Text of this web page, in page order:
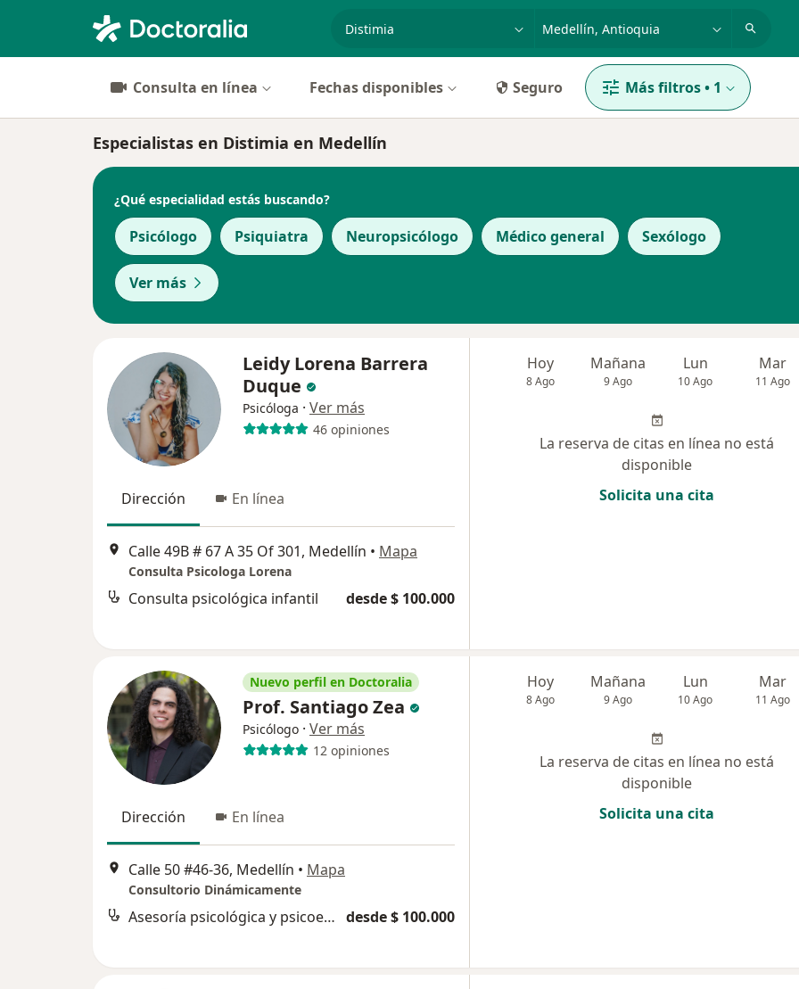
p. ej. Bogotá
Consulta en línea Fechas disponibles Seguro Más filtros• 1
Especialistas en Distimia en Medellín
¿Qué especialidad estás buscando?
Psicólogo Psiquiatra Neuropsicólogo Médico general Sexólogo
Ver más
Leidy Lorena Barrera
Duque
Psicóloga · Ver más
46 opiniones
Dirección En línea
Calle 49B # 67 A 35 Of 301, Medellín • Mapa
Consulta Psicologa Lorena
Consulta psicológica infantil desde $ 100.000
Hoy
8 Ago
Mañana
9 Ago
Lun
10 Ago
Mar
11 Ago
La reserva de citas en línea no está
disponible
Solicita una cita
Nuevo perfil en Doctoralia
Prof. Santiago Zea
Psicólogo · Ver más
12 opiniones
Dirección En línea
Calle 50 #46-36, Medellín • Mapa
Consultorio Dinámicamente
Asesoría psicológica y psicoeducación desde $ 100.000
Hoy
8 Ago
Mañana
9 Ago
Lun
10 Ago
Mar
11 Ago
La reserva de citas en línea no está
disponible
Solicita una cita